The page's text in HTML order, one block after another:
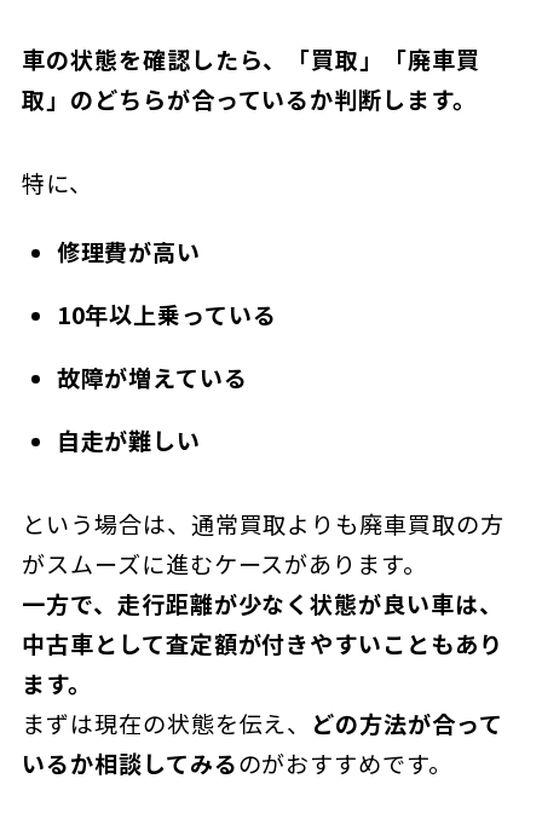
車の状態を確認したら、「買取」「廃車買
取」のどちらが合っているか判断します。
特に、
修理費が高い
10年以上乗っている
故障が増えている
自走が難しい
という場合は、通常買取よりも廃車買取の方
がスムーズに進むケースがあります。
一方で、走行距離が少なく状態が良い車は、
中古車として査定額が付きやすいこともあり
ます。
まずは現在の状態を伝え、 どの方法が合って
いるか相談してみるのがおすすめです。